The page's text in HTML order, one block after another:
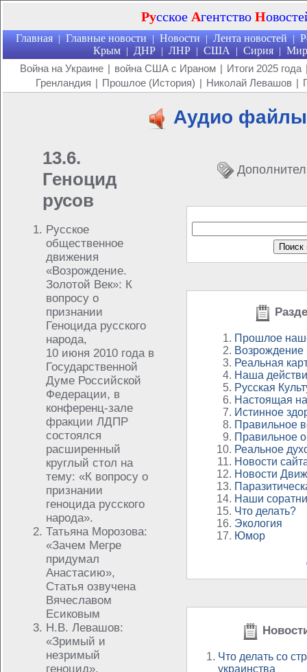
Русское Агентство Н
Главная | Главные новости | Новости | Лента новостей |
Крым | ДНР | ЛНР | США | Сирия | Мир
Война на Украине | война США с Ираном | Итоги 2025 года
Гренландия | Прошлое (История) | Николай Левашов |
Аудио файлы
13.6.
Геноцид
русов
Русское
общественное
движения
«Возрождение.
Золотой Век»: К
вопросу о
признании
Геноцида русского
народа,
10 июня 2010 года в
Государственной
Думе Российской
Федерации, в
конференц-зале
фракции ЛДПР
состоялся
расширенный
круглый стол на
тему: «К вопросу о
признании
геноцида русского
народа».
Татьяна Морозова:
«Зачем Мегре
придумал
Анастасию»,
Статья озвучена
Вячеславом
Есиковым
Н.В. Левашов:
«Зримый и
незримый
геноцид»,
Прошлое
Возрождение
Реальная
Наша
Русская
Настоящая
Истинное
Правильное
Правильное
Реальное
Новости
Новости
Наши
Что делать?
Экология
Юмор
Что делать со
украинства